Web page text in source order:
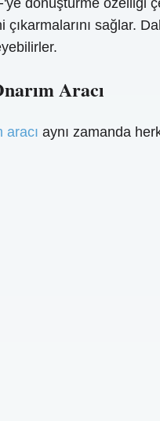
sağlar.
Aracı
aracı aynı zamanda